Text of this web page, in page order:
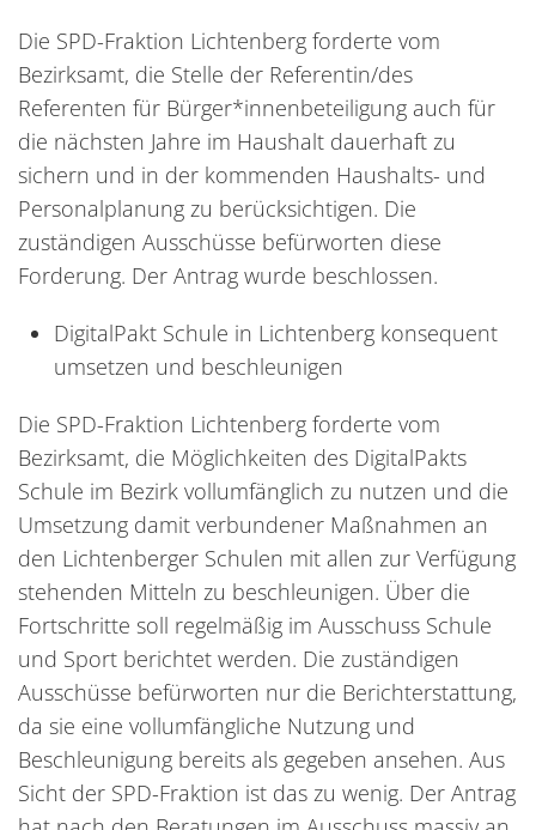
Die SPD-Fraktion Lichtenberg forderte vom
Bezirksamt, die Stelle der Referentin/des
Referenten für Bürger*innenbeteiligung auch für
die nächsten Jahre im Haushalt dauerhaft zu
sichern und in der kommenden Haushalts- und
Personalplanung zu berücksichtigen. Die
zuständigen Ausschüsse befürworten diese
Forderung. Der Antrag wurde beschlossen.
DigitalPakt Schule in Lichtenberg konsequent
umsetzen und beschleunigen
Die SPD-Fraktion Lichtenberg forderte vom
Bezirksamt, die Möglichkeiten des DigitalPakts
Schule im Bezirk vollumfänglich zu nutzen und die
Umsetzung damit verbundener Maßnahmen an
den Lichtenberger Schulen mit allen zur Verfügung
stehenden Mitteln zu beschleunigen. Über die
Fortschritte soll regelmäßig im Ausschuss Schule
und Sport berichtet werden. Die zuständigen
Ausschüsse befürworten nur die Berichterstattung,
da sie eine vollumfängliche Nutzung und
Beschleunigung bereits als gegeben ansehen. Aus
Sicht der SPD-Fraktion ist das zu wenig. Der Antrag